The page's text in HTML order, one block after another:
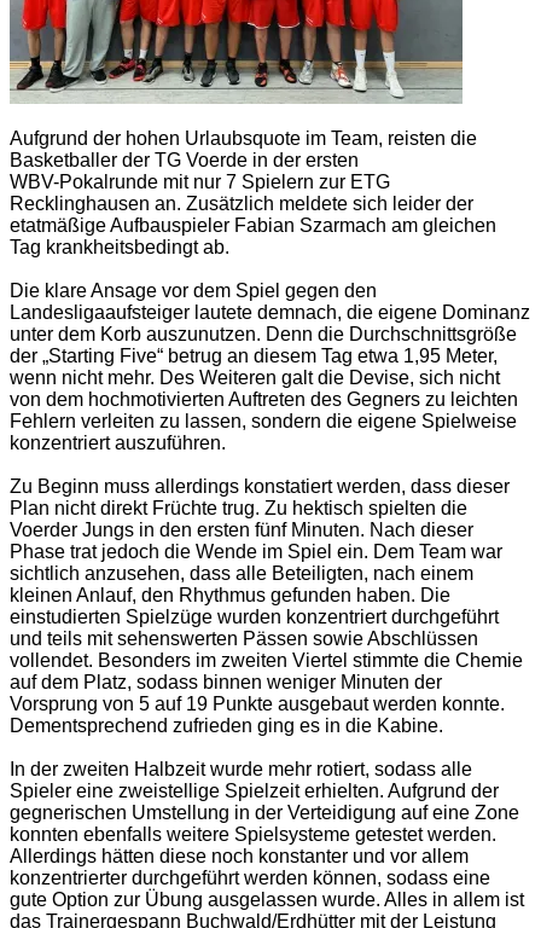
Aufgrund der hohen Urlaubsquote im Team, reisten die
Basketballer der TG Voerde in der ersten
WBV-Pokalrunde mit nur 7 Spielern zur ETG
Recklinghausen an. Zusätzlich meldete sich leider der
etatmäßige Aufbauspieler Fabian Szarmach am gleichen
Tag krankheitsbedingt ab.
Die klare Ansage vor dem Spiel gegen den
Landesligaaufsteiger lautete demnach, die eigene Dominanz
unter dem Korb auszunutzen. Denn die Durchschnittsgröße
der „Starting Five“ betrug an diesem Tag etwa 1,95 Meter,
wenn nicht mehr. Des Weiteren galt die Devise, sich nicht
von dem hochmotivierten Auftreten des Gegners zu leichten
Fehlern verleiten zu lassen, sondern die eigene Spielweise
konzentriert auszuführen.
Zu Beginn muss allerdings konstatiert werden, dass dieser
Plan nicht direkt Früchte trug. Zu hektisch spielten die
Voerder Jungs in den ersten fünf Minuten. Nach dieser
Phase trat jedoch die Wende im Spiel ein. Dem Team war
sichtlich anzusehen, dass alle Beteiligten, nach einem
kleinen Anlauf, den Rhythmus gefunden haben. Die
einstudierten Spielzüge wurden konzentriert durchgeführt
und teils mit sehenswerten Pässen sowie Abschlüssen
vollendet. Besonders im zweiten Viertel stimmte die Chemie
auf dem Platz, sodass binnen weniger Minuten der
Vorsprung von 5 auf 19 Punkte ausgebaut werden konnte.
Dementsprechend zufrieden ging es in die Kabine.
In der zweiten Halbzeit wurde mehr rotiert, sodass alle
Spieler eine zweistellige Spielzeit erhielten. Aufgrund der
gegnerischen Umstellung in der Verteidigung auf eine Zone
konnten ebenfalls weitere Spielsysteme getestet werden.
Allerdings hätten diese noch konstanter und vor allem
konzentrierter durchgeführt werden können, sodass eine
gute Option zur Übung ausgelassen wurde. Alles in allem ist
das Trainergespann Buchwald/Erdhütter mit der Leistung